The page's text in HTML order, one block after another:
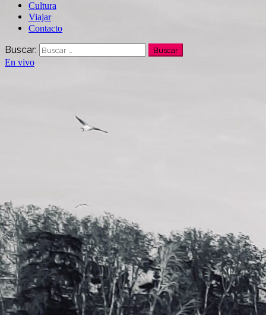
Cultura
Viajar
Contacto
Buscar:
En vivo